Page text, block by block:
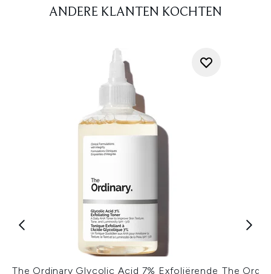
ANDERE KLANTEN KOCHTEN
The Ordinary Glycolic Acid 7% Exfoliërende The